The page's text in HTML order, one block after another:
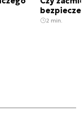
2 min.